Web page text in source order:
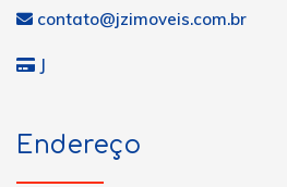
contato@jzimoveis.com.br
J
Endereço